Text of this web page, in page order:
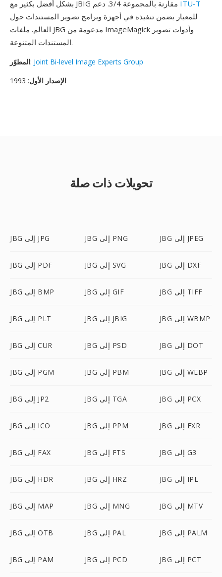
ITU-T
للمعيار يضمن تنفيذه في أجهزة وبرامج تصوير المستندات حول
العالم. ملفات JBG مدعومة من ImageMagick وأدوات تصوير
المستندات المتنوعة.
المطوّر: Joint Bi-level Image Experts Group
الإصدار الأول: 1993
تحويلات ذات صلة
JBG إلى JPG JBG إلى PNG JBG إلى JPEG
JBG إلى PDF JBG إلى SVG JBG إلى DXF
JBG إلى BMP JBG إلى GIF JBG إلى TIFF
JBG إلى PLT JBG إلى JBIG JBG إلى WBMP
JBG إلى CUR JBG إلى PSD JBG إلى DOT
JBG إلى PGM JBG إلى PBM JBG إلى WEBP
JBG إلى JP2 JBG إلى TGA JBG إلى PCX
JBG إلى ICO JBG إلى PPM JBG إلى EXR
JBG إلى FAX JBG إلى FTS JBG إلى G3
JBG إلى HDR JBG إلى HRZ JBG إلى IPL
JBG إلى MAP JBG إلى MNG JBG إلى MTV
JBG إلى OTB JBG إلى PAL JBG إلى PALM
JBG إلى PAM JBG إلى PCD JBG إلى PCT